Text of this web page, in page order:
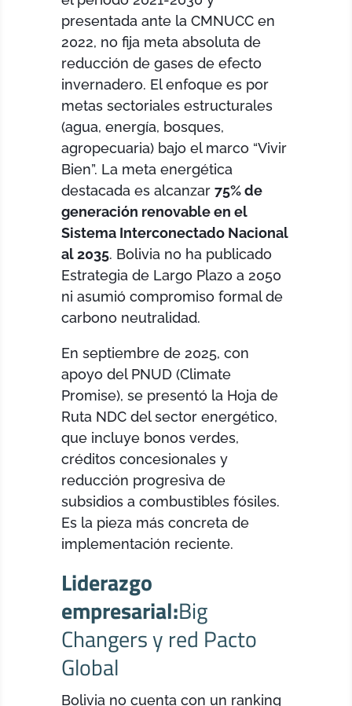
presentada ante la CMNUCC en
2022, no fija meta absoluta de
reducción de gases de efecto
invernadero. El enfoque es por
metas sectoriales estructurales
(agua, energía, bosques,
agropecuaria) bajo el marco “Vivir
Bien”. La meta energética
destacada es alcanzar75% de
generación renovable en el
Sistema Interconectado Nacional
al 2035. Bolivia no ha publicado
Estrategia de Largo Plazo a 2050
ni asumió compromiso formal de
carbono neutralidad.
En septiembre de 2025, con
apoyo del PNUD (Climate
Promise), se presentó la Hoja de
Ruta NDC del sector energético,
que incluye bonos verdes,
créditos concesionales y
reducción progresiva de
subsidios a combustibles fósiles.
Es la pieza más concreta de
implementación reciente.
Liderazgo
empresarial:Big
Changers y red Pacto
Global
Bolivia no cuenta con un ranking